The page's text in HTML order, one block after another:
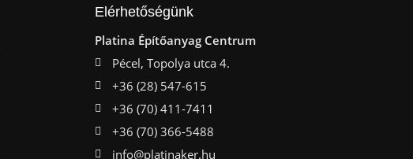
Elérhetőségünk
Platina Építőanyag Centrum
Pécel, Topolya utca 4.
+36 (28) 547-615
+36 (70) 411-7411
+36 (70) 366-5488
info@platinaker.hu